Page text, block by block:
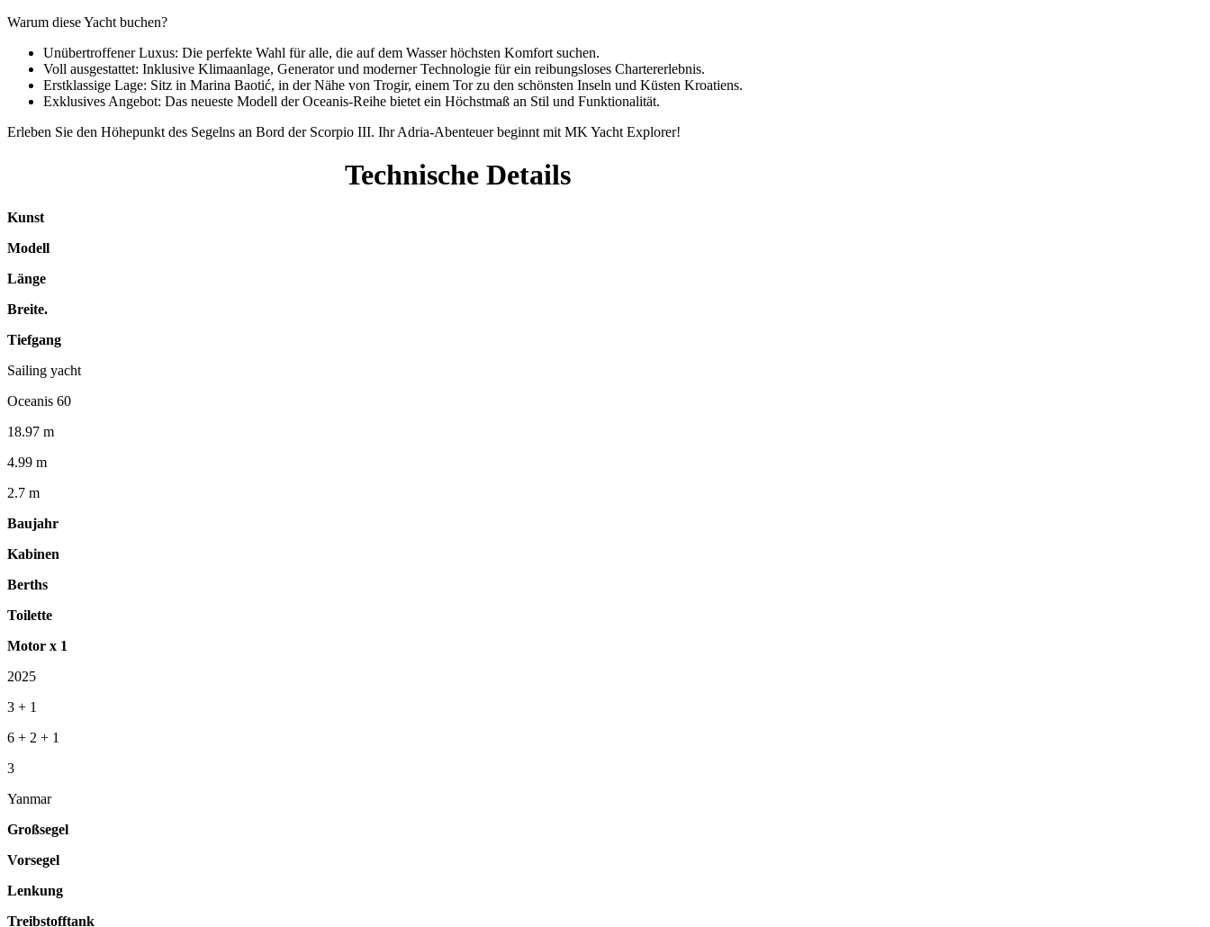
Warum diese Yacht buchen?
Unübertroffener Luxus: Die perfekte Wahl für alle, die auf dem Wasser höchsten Komfort suchen.
Voll ausgestattet: Inklusive Klimaanlage, Generator und moderner Technologie für ein reibungsloses Chartererlebnis.
Erstklassige Lage: Sitz in Marina Baotić, in der Nähe von Trogir, einem Tor zu den schönsten Inseln und Küsten Kroatiens.
Exklusives Angebot: Das neueste Modell der Oceanis-Reihe bietet ein Höchstmaß an Stil und Funktionalität.
Erleben Sie den Höhepunkt des Segelns an Bord der Scorpio III. Ihr Adria-Abenteuer beginnt mit MK Yacht Explorer!
Technische Details
Kunst
Modell
Länge
Breite.
Tiefgang
Sailing yacht
Oceanis 60
18.97 m
4.99 m
2.7 m
Baujahr
Kabinen
Berths
Toilette
Motor x 1
2025
3 + 1
6 + 2 + 1
3
Yanmar
Großsegel
Vorsegel
Lenkung
Treibstofftank